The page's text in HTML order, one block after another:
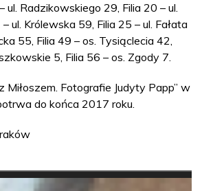
ul. Radzikowskiego 29, Filia 20 – ul.
ul. Królewska 59, Filia 25 – ul. Fałata
55, Filia 49 – os. Tysiąclecia 42,
5, Filia 56 – os. Zgody 7.
Fotografie Judyty Papp” w
do końca 2017 roku.